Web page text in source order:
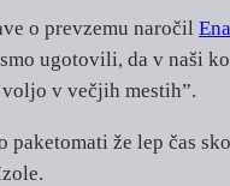
o prevzemu naročil
ugotovili, da v naši
v večjih mestih”.
paketomati že lep čas